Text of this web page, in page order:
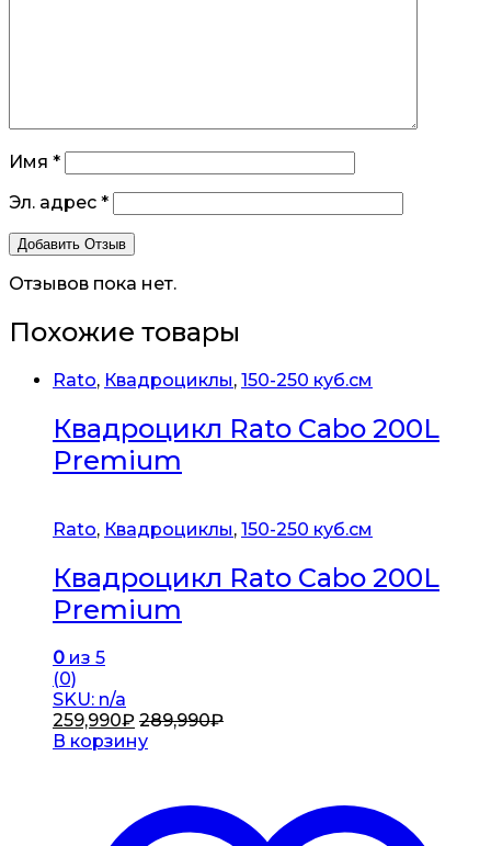
Имя *
Эл. адрес *
Отзывов пока нет.
Похожие товары
Rato, Квадроциклы, 150-250 куб.см
Квадроцикл Rato Cabo 200L
Premium
Rato, Квадроциклы, 150-250 куб.см
Квадроцикл Rato Cabo 200L
Premium
0 из 5
(0)
SKU: n/a
259,990₽ 289,990₽
В корзину